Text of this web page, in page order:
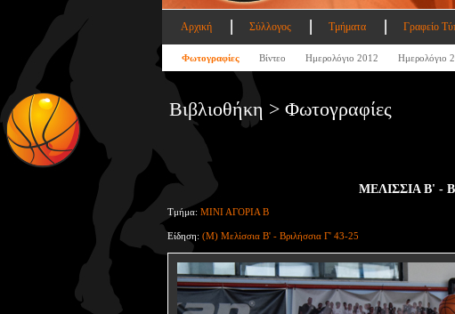
Αρχική Σύλλογος Τμήματα Γραφείο
Φωτογραφίες Βίντεο Ημερολόγιο 2012 Ημερολόγιο
Βιβλιοθήκη > Φωτογραφίες
ΜΕΛΙΣΣΙΑ Β' -
Τμήμα: ΜΙΝΙ ΑΓΟΡΙΑ Β
Είδηση: (Μ) Μελίσσια Β' - Βριλήσσια Γ' 43-25